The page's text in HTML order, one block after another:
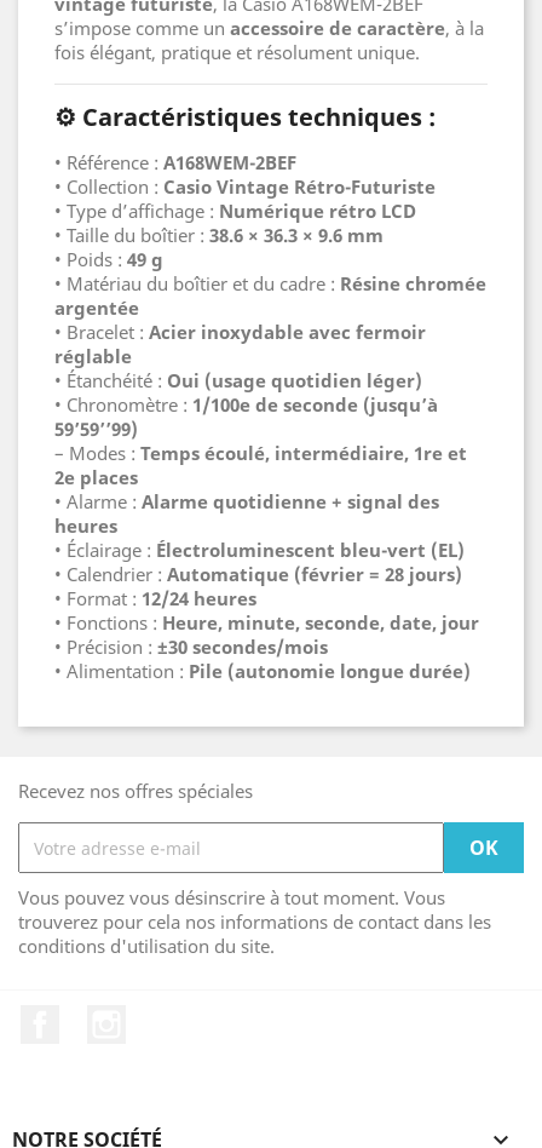
s’impose comme un accessoire de caractère, à la
fois élégant, pratique et résolument unique.
⚙️ Caractéristiques techniques :
• Référence : A168WEM-2BEF
• Collection : Casio Vintage Rétro-Futuriste
• Type d’affichage : Numérique rétro LCD
• Taille du boîtier : 38.6 × 36.3 × 9.6 mm
• Poids : 49 g
• Matériau du boîtier et du cadre : Résine chromée
argentée
• Bracelet : Acier inoxydable avec fermoir
réglable
• Étanchéité : Oui (usage quotidien léger)
• Chronomètre : 1/100e de seconde (jusqu’à
59’59’’99)
– Modes : Temps écoulé, intermédiaire, 1re et
2e places
• Alarme : Alarme quotidienne + signal des
heures
• Éclairage : Électroluminescent bleu-vert (EL)
• Calendrier : Automatique (février = 28 jours)
• Format : 12/24 heures
• Fonctions : Heure, minute, seconde, date, jour
• Précision : ±30 secondes/mois
• Alimentation : Pile (autonomie longue durée)
Recevez nos offres spéciales
Vous pouvez vous désinscrire à tout moment. Vous
trouverez pour cela nos informations de contact dans les
conditions d'utilisation du site.
NOTRE SOCIÉTÉ 